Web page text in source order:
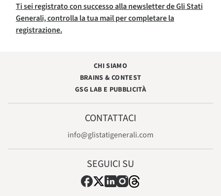
Ti sei registrato con successo alla newsletter de Gli Stati
Generali, controlla la tua mail per completare la
registrazione.
CHI SIAMO
BRAINS & CONTEST
GSG LAB E PUBBLICITÀ
CONTATTACI
info@glistatigenerali.com
SEGUICI SU